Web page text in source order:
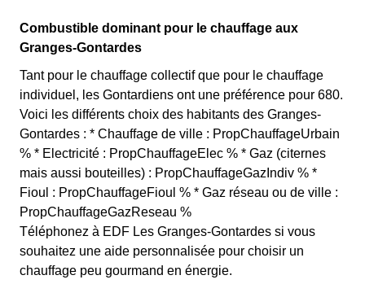
Combustible dominant pour le chauffage aux
Granges-Gontardes
Tant pour le chauffage collectif que pour le chauffage
individuel, les Gontardiens ont une préférence pour 680.
Voici les différents choix des habitants des Granges-
Gontardes : * Chauffage de ville : PropChauffageUrbain
% * Electricité : PropChauffageElec % * Gaz (citernes
mais aussi bouteilles) : PropChauffageGazIndiv % *
Fioul : PropChauffageFioul % * Gaz réseau ou de ville :
PropChauffageGazReseau %
Téléphonez à EDF Les Granges-Gontardes si vous
souhaitez une aide personnalisée pour choisir un
chauffage peu gourmand en énergie.